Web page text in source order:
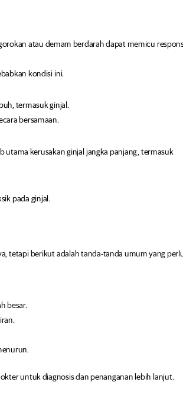
atau demam berdarah dapat memicu
kondisi ini.
termasuk ginjal.
bersamaan.
utama kerusakan ginjal jangka panjang, termasuk
pada ginjal.
tetapi berikut adalah tanda-tanda umum yang
besar.
untuk diagnosis dan penanganan lebih lanjut.